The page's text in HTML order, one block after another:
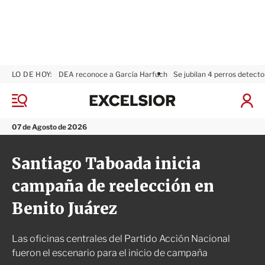
M
n
ú
07 de Agosto de 2026
LO DE HOY: DEA reconoce a García Harfuch Se jubilan 4 perros
I
x
l
i
o
r
Santiago Taboada inicia
campaña de reelección en
Benito Juárez
Las oficinas centrales del Partido Acción Nacional
fueron el escenario para el inicio de campaña